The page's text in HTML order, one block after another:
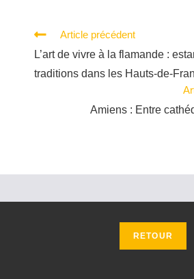
Article précédent
L’art de vivre à la flamande :
traditions dans les Hauts-de-
Amiens : Entre